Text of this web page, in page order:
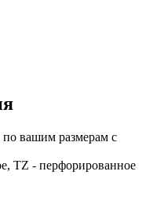
по вашим размерам с
TZ - перфорированное